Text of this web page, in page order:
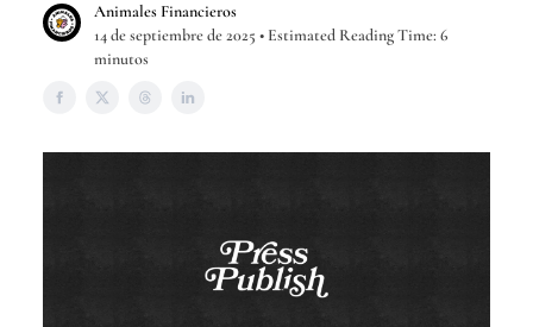
Animales Financieros
14 de septiembre de 2025 • Estimated Reading Time: 6
minutos